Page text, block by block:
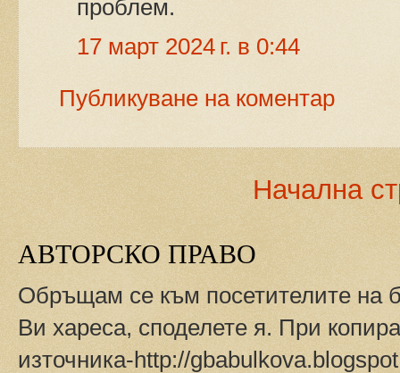
проблем.
17 март 2024 г. в 0:44
Публикуване на коментар
Начална
АВТОРСКО ПРАВО
Обръщам се към посетителите на
Ви хареса, споделете я. При
източника-http://